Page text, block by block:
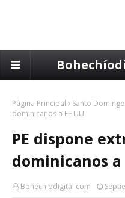
Página Principal Santo Domingo
dominicanos a EE UU
PE dispone
dominicanos a
Bohechiodigital.com